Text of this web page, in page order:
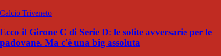
Calcio Triveneto
Ecco il Girone C di Serie D: le solite avversarie per le
padovane. Ma c'è una big assoluta